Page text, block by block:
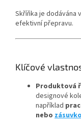
Skříňka je dodávána
efektivní přepravu.
Klíčové
Produktová
designové
například
nebo